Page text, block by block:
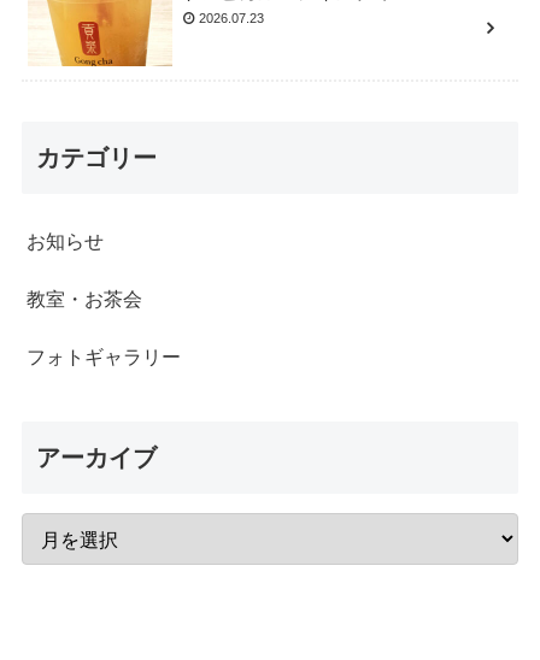
2026.07.23
カテゴリー
お知らせ
教室・お茶会
フォトギャラリー
アーカイブ